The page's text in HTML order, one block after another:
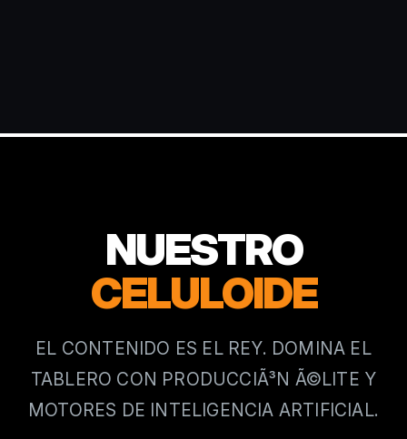
NUESTRO
CELULOIDE
EL CONTENIDO ES EL REY. DOMINA EL
TABLERO CON PRODUCCIÃ³N Ã©LITE Y
MOTORES DE INTELIGENCIA ARTIFICIAL.